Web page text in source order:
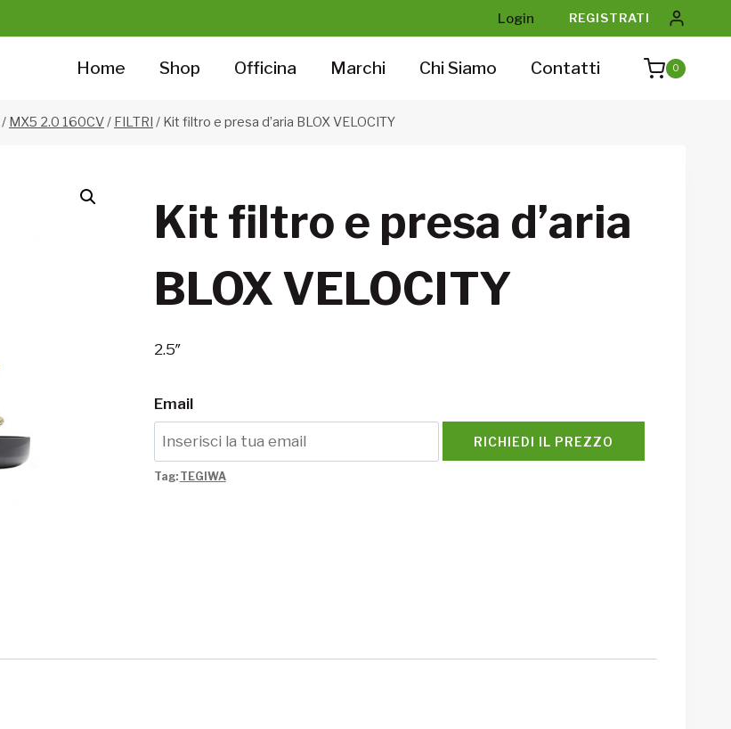
Login REGISTRATI
Home Shop Officina Marchi Chi Siamo Contatti 0
/ MX5 2.0 160CV/ FILTRI / Kit filtro e presa d’aria BLOX VELOCITY
Kit filtro e presa d’aria
BLOX VELOCITY
2.5″
Email
RICHIEDI IL PREZZO
Tag: TEGIWA